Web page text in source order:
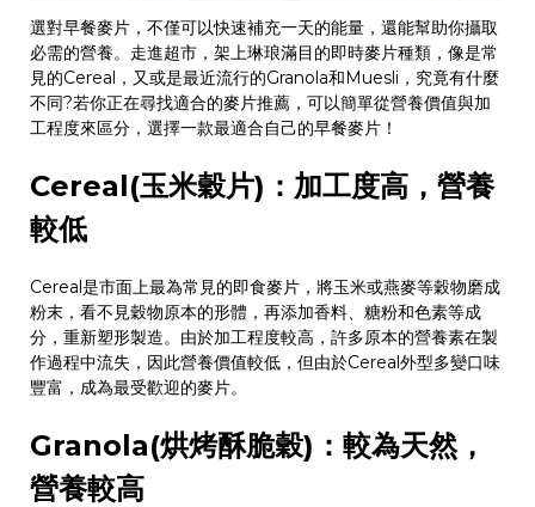
選對早餐麥片，不僅可以快速補充一天的能量，還能幫助你攝取
必需的營養。走進超市，架上琳琅滿目的即時麥片種類，像是常
見的Cereal ，又或是最近流行的Granola和Muesli ，究竟有什麼
不同?若你正在尋找適合的麥片推薦，可以簡單從營養價值與加
工程度來區分，選擇一款最適合自己的早餐麥片！
Cereal(玉米穀片) ：加工度高，營養
較低
Cereal是市面上最為常見的即食麥片，將玉米或燕麥等穀物磨成
粉末，看不見穀物原本的形體，再添加香料、糖粉和色素等成
分，重新塑形製造。由於加工程度較高，許多原本的營養素在製
作過程中流失，因此營養價值較低，但由於Cereal外型多變口味
豐富，成為最受歡迎的麥片。
Granola(烘烤酥脆穀) ：較為天然，
營養較高